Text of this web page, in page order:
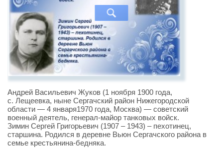
Андрей Васильевич Жуков (1 ноября 1900 года,
с. Лещеевка, ныне Сергачский район Нижегородской
области — 4 января1970 года, Москва) — советский
военный деятель, генерал-майор танковых войск.
Зимин Сергей Григорьевич (1907 – 1943) – пехотинец,
старшина. Родился в деревне Вьюн Сергачского района в
семье крестьянина-бедняка.